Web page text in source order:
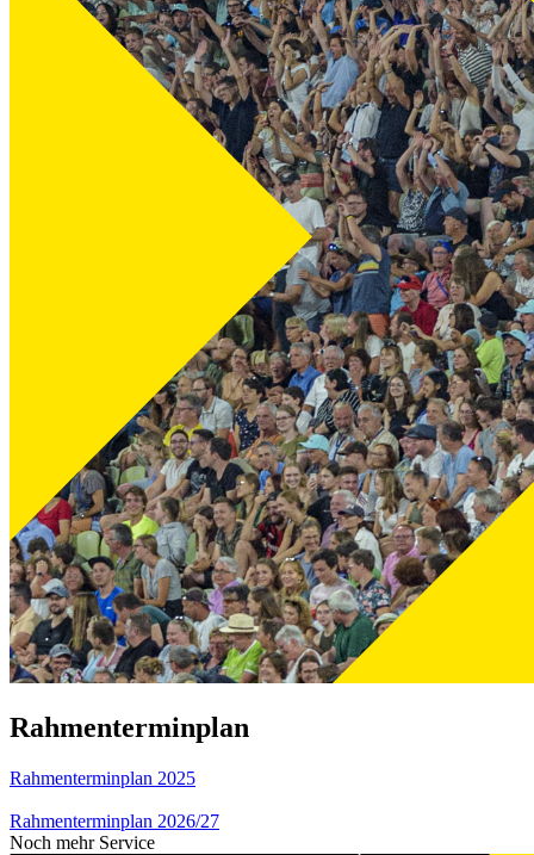
Rahmenterminplan
Rahmenterminplan 2025
Rahmenterminplan 2026/27
Noch mehr Service